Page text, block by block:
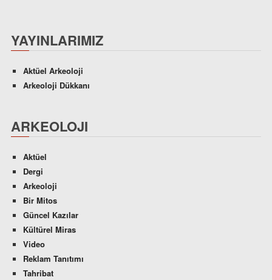
YAYINLARIMIZ
Aktüel Arkeoloji
Arkeoloji Dükkanı
ARKEOLOJI
Aktüel
Dergi
Arkeoloji
Bir Mitos
Güncel Kazılar
Kültürel Miras
Video
Reklam Tanıtımı
Tahribat